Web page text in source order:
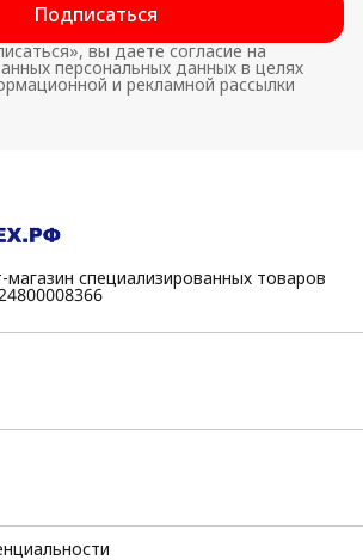
Подписаться
вы даете согласие на
персональных данных в целях
и рекламной рассылки
специализированных товаров